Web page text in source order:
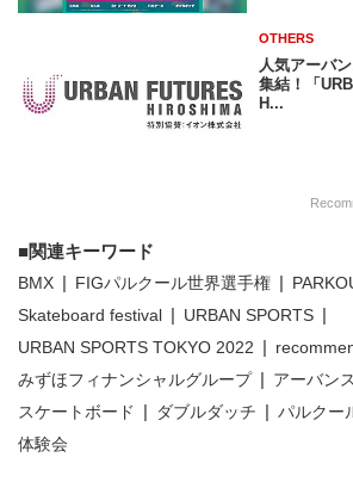
OTHERS
人気アーバ
集結！「
H...
関連キーワード
BMX FIGパルクール世界選手権
Skateboard festival
URBAN SPORTS
URBAN SPORTS TOKYO 2022
みずほフィナンシャルグループ
アーバン
スケートボード
ダブルダッチ パルクー
体験会